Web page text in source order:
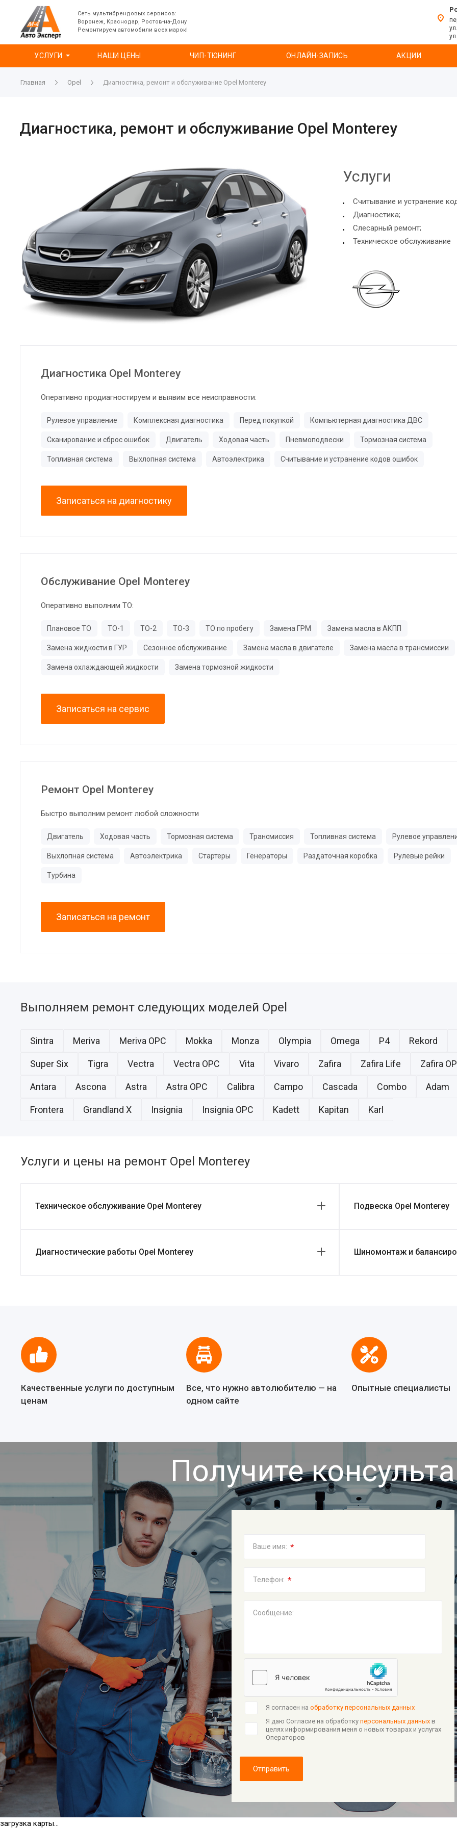
Сеть мультибрендовых сервисов:
Воронеж, Краснодар, Ростов-на-Дону
Ремонтируем автомобили всех марок!
УСЛУГИ НАШИ ЦЕНЫ ЧИП-ТЮНИНГ ОНЛАЙН-ЗАПИСЬ АКЦИИ
Главная Opel Диагностика, ремонт и обслуживание Opel Monterey
Диагностика, ремонт и обслуживание Opel Monterey
Услуги
Считывание и устранение
Диагностика;
Слесарный ремонт;
Техническое обслуживание
Диагностика Opel Monterey
Оперативно продиагностируем и выявим все неисправности:
Рулевое управление Комплексная диагностика Перед покупкой Компьютерная диагностика ДВС
Сканирование и сброс ошибок Двигатель Ходовая часть Пневмоподвески Тормозная система
Топливная система Выхлопная система Автоэлектрика Считывание и устранение кодов ошибок
Записаться на диагностику
Обслуживание Opel Monterey
Оперативно выполним ТО:
Плановое ТО ТО-1 ТО-2 ТО-3 ТО по пробегу Замена ГРМ Замена масла в АКПП
Замена жидкости в ГУР Сезонное обслуживание Замена масла в двигателе Замена масла в трансмиссии
Замена охлаждающей жидкости Замена тормозной жидкости
Записаться на сервис
Ремонт Opel Monterey
Быстро выполним ремонт любой сложности
Двигатель Ходовая часть Тормозная система Трансмиссия Топливная система Рулевое
Выхлопная система Автоэлектрика Стартеры Генераторы Раздаточная коробка Рулевые рейки
Турбина
Записаться на ремонт
Выполняем ремонт следующих моделей Opel
Sintra Meriva Meriva OPC Mokka Monza Olympia Omega P4 Rekord
Super Six Tigra Vectra Vectra OPC Vita Vivaro Zafira Zafira Life Zafira
Antara Ascona Astra Astra OPC Calibra Campo Cascada Combo Adam
Frontera Grandland X Insignia Insignia OPC Kadett Kapitan Karl
Услуги и цены на ремонт Opel Monterey
Техническое обслуживание Opel Monterey Подвеска Opel Monterey
Диагностические работы Opel Monterey Шиномонтаж и
Качественные услуги по доступным
ценам
Все, что нужно автолюбителю — на
одном сайте
Опытные специалисты
Получите
Ваше имя: *
Телефон: *
Сообщение:
Я согласен на обработку персональных данных
Я даю Согласие на обработку персональных данныхв
целях информирования меня о новых товарах и услугах
Операторов
Отправить
загрузка карты...